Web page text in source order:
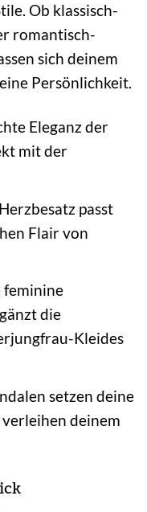
Ob klassisch-
romantisch-
sich deinem
Persönlichkeit.
Eleganz der
mit der
passt
Flair von
feminine
die
Kleides
setzen deine
deinem